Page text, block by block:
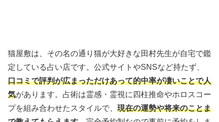
猫屋敷は、その名の通り猫が大好きな田村先生が自宅で鑑
定している占い店です。公式サイトやSNSなど持たず、
口コミで評判が広まっただけあって的中率が凄いことで人
気があります。占術は霊感・霊視に四柱推命やホロスコー
プを組み合わせたスタイルで、 現在の運勢や将来のことま